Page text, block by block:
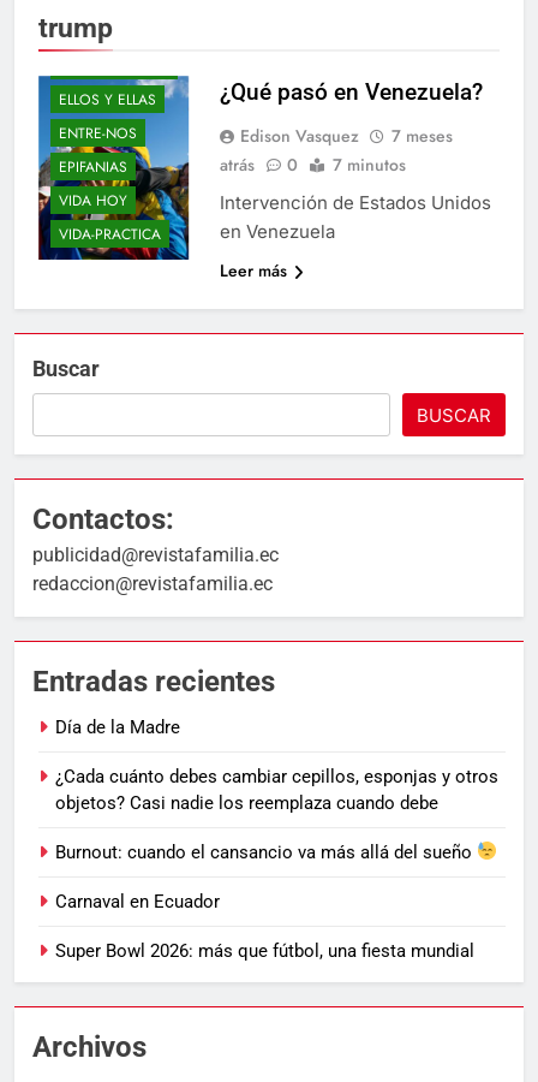
trump
BLOGS
ELLOS Y ELLAS
ENTRE-NOS
EPIFANIAS
VIDA HOY
VIDA-PRACTICA
¿Qué pasó en Venezuela?
Edison Vasquez
7 meses
atrás
0 7 minutos
Intervención de Estados Unidos
en Venezuela
Leer más
Buscar
BUSCAR
Contactos:
publicidad@revistafamilia.ec
redaccion@revistafamilia.ec
Entradas recientes
Día de la Madre
¿Cada cuánto debes cambiar cepillos, esponjas y otros
objetos? Casi nadie los reemplaza cuando debe
Burnout: cuando el cansancio va más allá del sueño
Carnaval en Ecuador
Super Bowl 2026: más que fútbol, una fiesta mundial
Archivos